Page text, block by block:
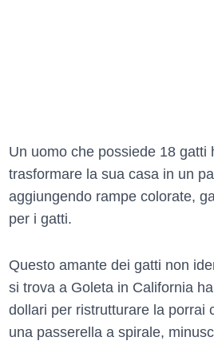
Un uomo che possiede 18 gatti
trasformare la sua casa in un
aggiungendo rampe colorate,
per i gatti.
Questo amante dei gatti non
si trova a Goleta in California
dollari per ristrutturare la porrai
una passerella a spirale,